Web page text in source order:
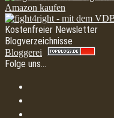
Kostenfreier Newsletter
Blogverzeichnisse
Bloggerei
Folge uns…